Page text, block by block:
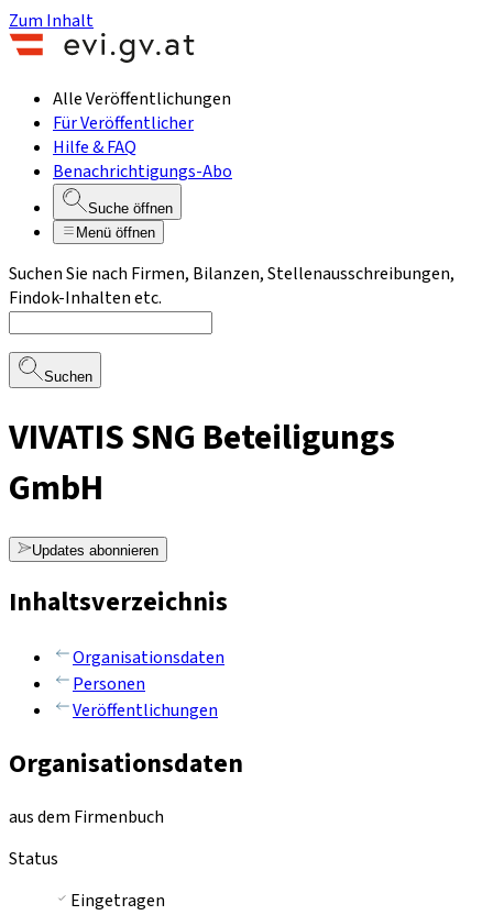
Zum Inhalt
Alle Veröffentlichungen
Für Veröffentlicher
Hilfe & FAQ
Benachrichtigungs-Abo
Suche öffnen
Menü öffnen
Suchen Sie nach Firmen, Bilanzen, Stellenausschreibungen,
Findok-Inhalten etc.
Suchen
VIVATIS SNG Beteiligungs
GmbH
Updates abonnieren
Inhaltsverzeichnis
Organisationsdaten
Personen
Veröffentlichungen
Organisationsdaten
aus dem Firmenbuch
Status
Eingetragen